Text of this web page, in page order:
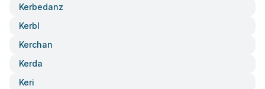
Kerbedanz
Kerbl
Kerchan
Kerda
Keri